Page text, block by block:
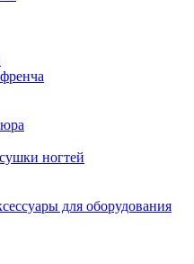
ногтей
для оборудования